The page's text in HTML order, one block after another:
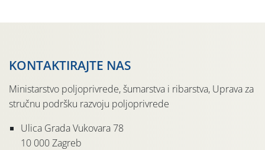
KONTAKTIRAJTE NAS
Ministarstvo poljoprivrede, šumarstva i ribarstva, Uprava za
stručnu podršku razvoju poljoprivrede
Ulica Grada Vukovara 78
10 000 Zagreb